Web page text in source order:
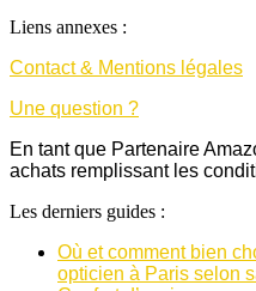
Liens annexes :
Contact & Mentions légales
Une question ?
En tant que Partenaire
achats remplissant les
Les derniers guides :
Où et comment bien
opticien à Paris selon